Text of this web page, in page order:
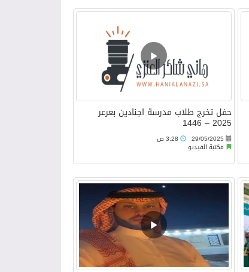
حفل تخرج طلاب مدرسة اجنادين بعرعر
2025 – 1446
29/05/2025
مكتبة الفيديو